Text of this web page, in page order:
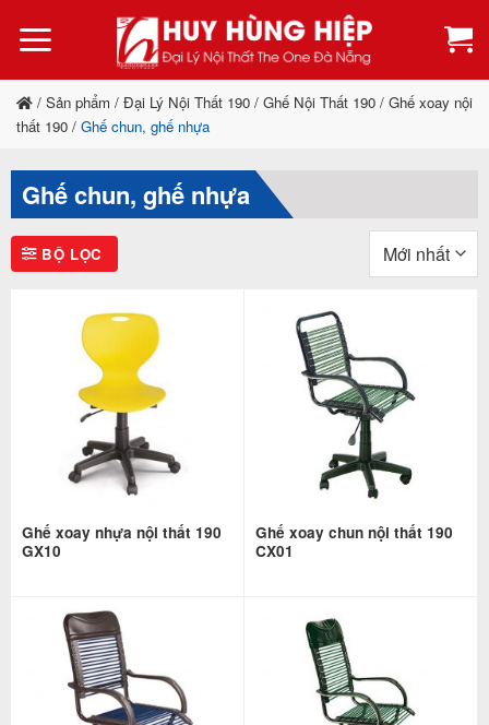
qua
dung
/ Sản phẩm / Đại Lý Nội Thất 190 / Ghế Nội Thất 190 / Ghế xoay nội
thất 190 / Ghế chun, ghế nhựa
Ghế chun, ghế nhựa
BỘ LỌC
Ghế xoay nhựa nội thất 190
GX10
Ghế xoay chun nội thất 190
CX01